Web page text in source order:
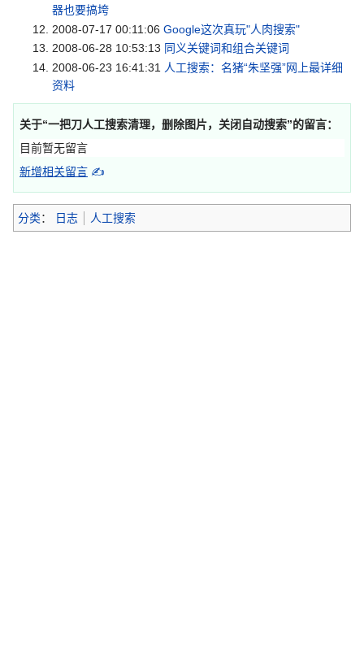
器也要搞垮
2008-07-17 00:11:06 Google这次真玩"人肉搜索"
2008-06-28 10:53:13 同义关键词和组合关键词
2008-06-23 16:41:31 人工搜索：名猪“朱坚强”网上最详细
资料
关于“一把刀人工搜索清理，删除图片，关闭自动搜索”的留言：
目前暂无留言
新增相关留言 ✍
分类： 日志 人工搜索